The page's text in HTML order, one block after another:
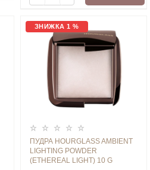
ЗНИЖКА 1 %
ПУДРА HOURGLASS AMBIENT
LIGHTING POWDER
(ETHEREAL LIGHT) 10 G